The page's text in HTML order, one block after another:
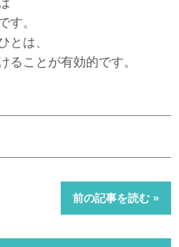
す。
とは、
ることが有効的です。
前の記事を読む »